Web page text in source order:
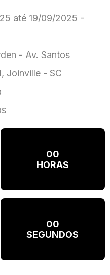
até 19/09/2025 -
- Av. Santos
Joinville - SC
00
HORAS
00
SEGUNDOS